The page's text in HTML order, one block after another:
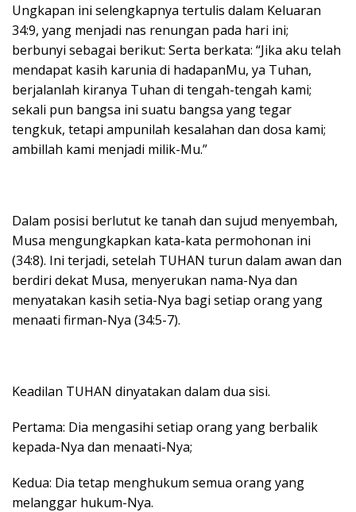
Ungkapan ini selengkapnya tertulis dalam Keluaran
34:9, yang menjadi nas renungan pada hari ini;
berbunyi sebagai berikut: Serta berkata: “Jika aku telah
mendapat kasih karunia di hadapanMu, ya Tuhan,
berjalanlah kiranya Tuhan di tengah-tengah kami;
sekali pun bangsa ini suatu bangsa yang tegar
tengkuk, tetapi ampunilah kesalahan dan dosa kami;
ambillah kami menjadi milik-Mu.”
Dalam posisi berlutut ke tanah dan sujud menyembah,
Musa mengungkapkan kata-kata permohonan ini
(34:8). Ini terjadi, setelah TUHAN turun dalam awan dan
berdiri dekat Musa, menyerukan nama-Nya dan
menyatakan kasih setia-Nya bagi setiap orang yang
menaati firman-Nya (34:5-7).
Keadilan TUHAN dinyatakan dalam dua sisi.
Pertama: Dia mengasihi setiap orang yang berbalik
kepada-Nya dan menaati-Nya;
Kedua: Dia tetap menghukum semua orang yang
melanggar hukum-Nya.